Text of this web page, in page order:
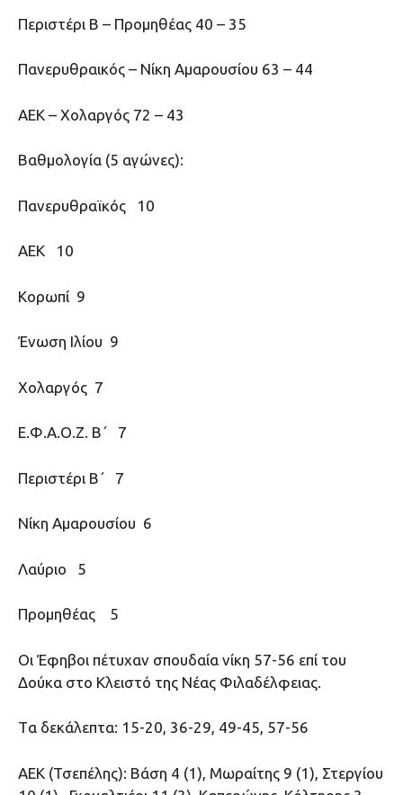
Περιστέρι Β – Προμηθέας 40 – 35
Πανερυθραικός – Νίκη Αμαρουσίου 63 – 44
ΑΕΚ – Χολαργός 72 – 43
Βαθμολογία (5 αγώνες):
Πανερυθραϊκός 10
ΑΕΚ 10
Κορωπί 9
Ένωση Ιλίου 9
Χολαργός 7
Ε.Φ.Α.Ο.Ζ. Β΄ 7
Περιστέρι Β΄ 7
Νίκη Αμαρουσίου 6
Λαύριο 5
Προμηθέας 5
Οι Έφηβοι πέτυχαν σπουδαία νίκη 57-56 επί του
Δούκα στο Κλειστό της Νέας Φιλαδέλφειας.
Tα δεκάλεπτα: 15-20, 36-29, 49-45, 57-56
ΑΕΚ (Τσεπέλης): Βάση 4 (1), Μωραίτης 9 (1), Στεργίου